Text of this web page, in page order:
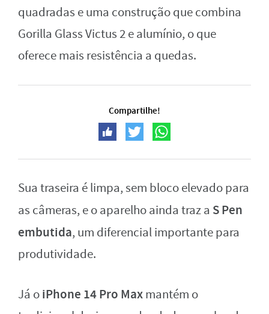
quadradas e uma construção que combina
Gorilla Glass Victus 2 e alumínio, o que
oferece mais resistência a quedas.
Compartilhe!
Sua traseira é limpa, sem bloco elevado para
as câmeras, e o aparelho ainda traz a S Pen
embutida, um diferencial importante para
produtividade.
Já oiPhone 14 Pro Maxmantém o